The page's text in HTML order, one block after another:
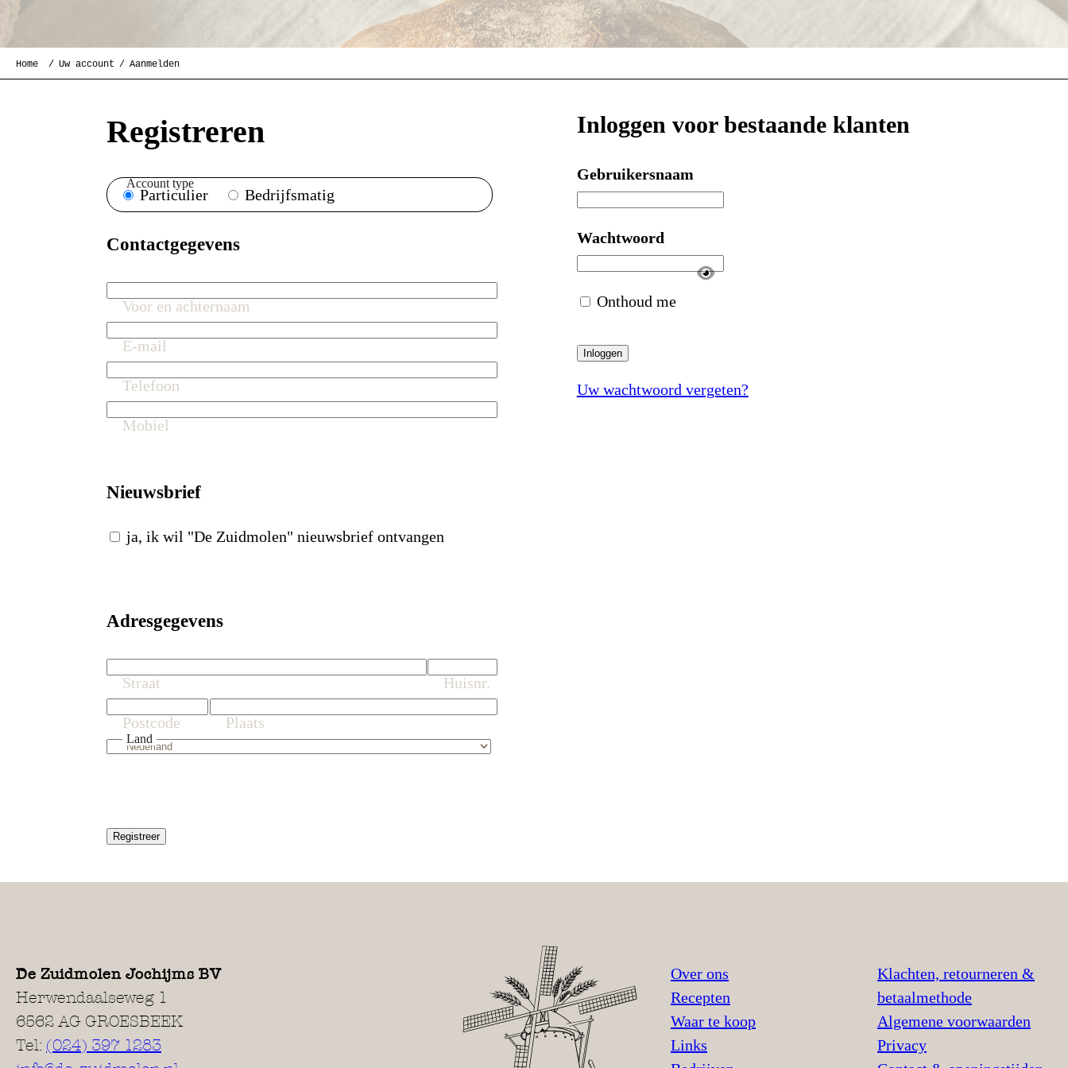
Home Uw account Aanmelden
Inloggen voor bestaande klanten
Gebruikersnaam
Wachtwoord
Onthoud me
Inloggen
Uw wachtwoord vergeten?
Registreren
Particulier Bedrijfsmatig
Account type
Contactgegevens
Voor en achternaam
E-mail
Telefoon
Mobiel
Nieuwsbrief
ja, ik wil "De Zuidmolen" nieuwsbrief ontvangen
Adresgegevens
Straat Huisnr.
Postcode Plaats
Land
Registreer
De Zuidmolen Jochijms BV
Herwendaalseweg 1
6562 AG GROESBEEK
Tel: (024) 397 1283
Over ons
Recepten
Waar te koop
Links
Klachten, retourneren &
betaalmethode
Algemene voorwaarden
Privacy